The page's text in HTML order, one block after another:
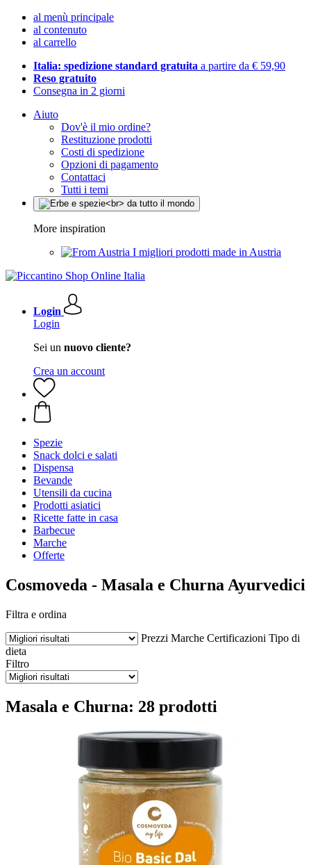
al menù principale
al contenuto
al carrello
Italia: spedizione standard gratuita a partire da € 59,90
Reso gratuito
Consegna in 2 giorni
Aiuto
Dov'è il mio ordine?
Restituzione prodotti
Costi di spedizione
Opzioni di pagamento
Contattaci
Tutti i temi
More inspiration
I migliori prodotti made in Austria
Login
Login
Sei un nuovo cliente?
Crea un account
Spezie
Snack dolci e salati
Dispensa
Bevande
Utensili da cucina
Prodotti asiatici
Ricette fatte in casa
Barbecue
Marche
Offerte
Cosmoveda - Masala e Churna Ayurvedici
Filtra e ordina
Prezzi Marche Certificazioni Tipo di
dieta
Filtro
Masala e Churna: 28 prodotti